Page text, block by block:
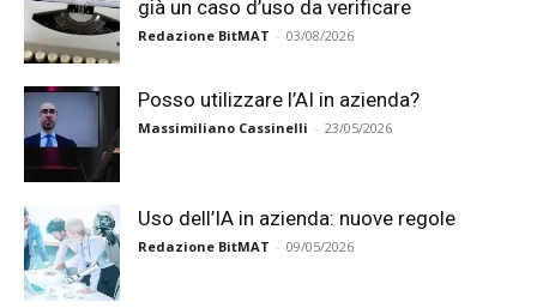
già un caso d’uso da verificare
Redazione BitMAT - 03/08/2026
Posso utilizzare l’AI in azienda?
Massimiliano Cassinelli - 23/05/2026
Uso dell’IA in azienda: nuove regole
Redazione BitMAT - 09/05/2026